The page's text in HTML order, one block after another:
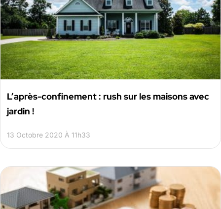
L’après-confinement : rush sur les maisons avec
jardin !
13 Octobre 2020 À 11h33